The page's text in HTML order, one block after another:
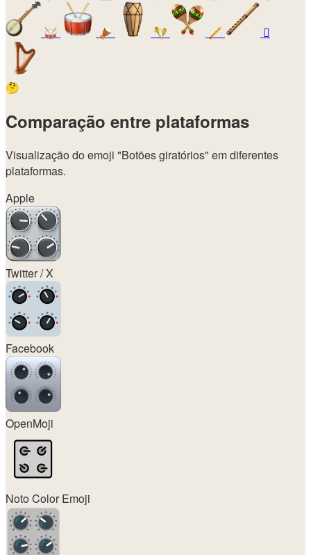
🥁 🪘 🪇 🪈 🪉
🤔
Comparação entre plataformas
Visualização do emoji "Botões giratórios" em diferentes
plataformas.
Apple
Twitter / X
Facebook
OpenMoji
Noto Color Emoji